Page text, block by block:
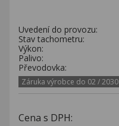
Uvedení do provozu:
Stav tachometru:
Výkon:
Palivo:
Převodovka:
Záruka výrobce do 02 / 2030
Cena s DPH: